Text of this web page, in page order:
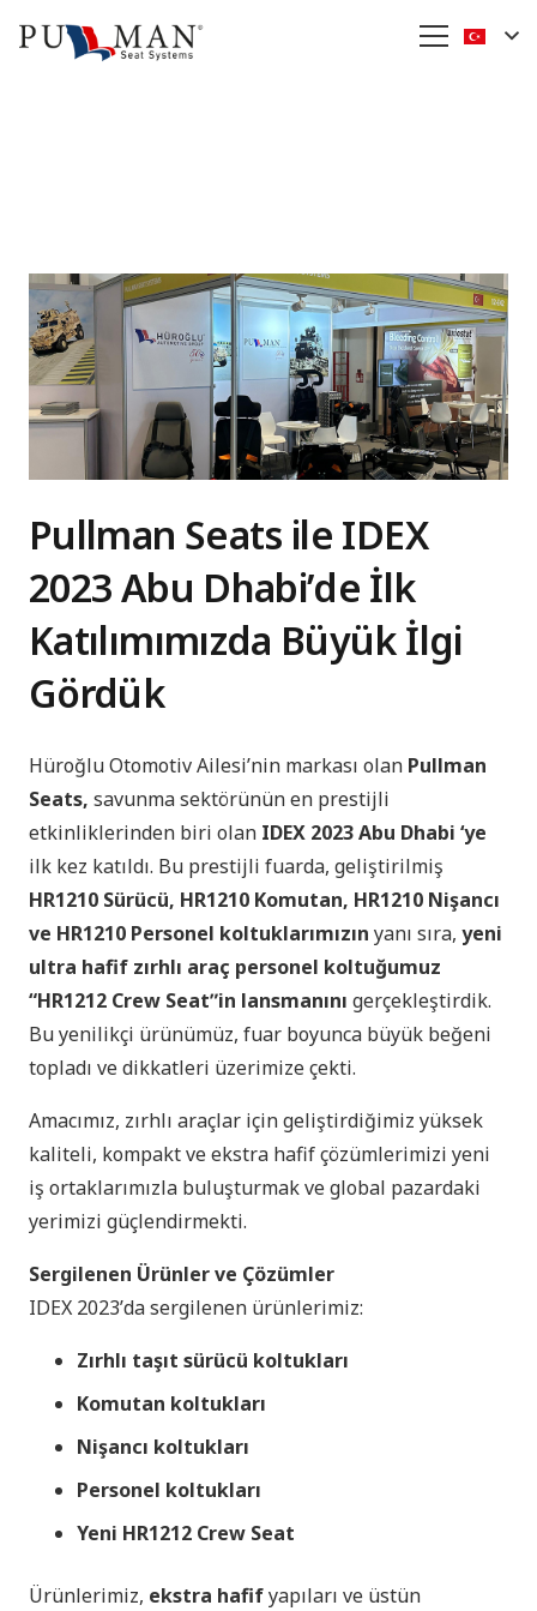
Pullman Seats ile IDEX
2023 Abu Dhabiʼde İlk
Katılımımızda Büyükİlgi
Gördük
Hüroğlu Otomotiv Ailesiʼnin markası olan Pullman
Seats, savunma sektörünün en prestijli
etkinliklerinden biri olan IDEX 2023 Abu Dhabi ‘ye
ilk kez katıldı. Bu prestijli fuarda, geliştirilmiş
HR1210 Sürücü, HR1210 Komutan, HR1210 Nişancı
ve HR1210 Personel koltuklarımızın yanı sıra, yeni
ultra hafif zırhlı araç personel koltuğumuz
“HR1212 Crew Seatˮin lansmanını gerçekleştirdik.
Bu yenilikçi ürünümüz, fuar boyunca büyük beğeni
topladı ve dikkatleri üzerimize çekti.
Amacımız, zırhlı araçlar için geliştirdiğimiz yüksek
kaliteli, kompakt ve ekstra hafif çözümlerimizi yeni
iş ortaklarımızla buluşturmak ve global pazardaki
yerimizi güçlendirmekti.
Sergilenen Ürünler ve Çözümler
IDEX 2023ʼda sergilenen ürünlerimiz:
Zırhlı taşıt sürücü koltukları
Komutan koltukları
Nişancı koltukları
Personel koltukları
Yeni HR1212 Crew Seat
Ürünlerimiz, ekstra hafifyapıları ve üstün